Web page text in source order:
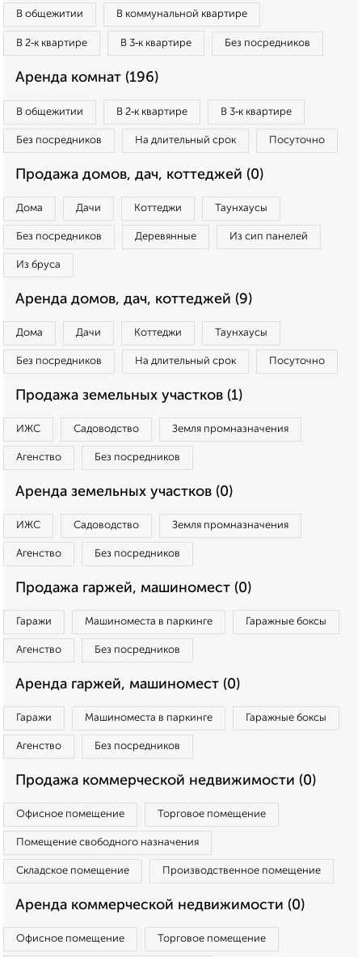
В общежитии В коммунальной квартире
В 2‑к квартире В 3‑к квартире Без посредников
Аренда комнат (196)
В общежитии В 2‑к квартире В 3‑к квартире
Без посредников На длительный срок Посуточно
Продажа домов, дач, коттеджей (0)
Дома Дачи Коттеджи Таунхаусы
Без посредников Деревянные Из сип панелей
Из бруса
Аренда домов, дач, коттеджей (9)
Дома Дачи Коттеджи Таунхаусы
Без посредников На длительный срок Посуточно
Продажа земельных участков (1)
ИЖС Садоводство Земля промназначения
Агенство Без посредников
Аренда земельных участков (0)
ИЖС Садоводство Земля промназначения
Агенство Без посредников
Продажа гаржей, машиномест (0)
Гаражи Машиноместа в паркинге Гаражные боксы
Агенство Без посредников
Аренда гаржей, машиномест (0)
Гаражи Машиноместа в паркинге Гаражные боксы
Агенство Без посредников
Продажа коммерческой недвижимости (0)
Офисное помещение Торговое помещение
Помещение свободного назначения
Складское помещение Производственное помещение
Аренда коммерческой недвижимости (0)
Офисное помещение Торговое помещение